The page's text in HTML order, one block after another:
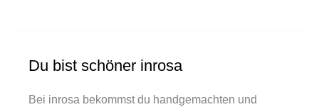
Du bist schöner inrosa
Bei inrosa bekommst du handgemachten und